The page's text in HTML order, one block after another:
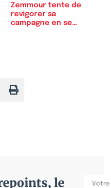
Zemmour tente de
revigorer sa
campagne en se
le